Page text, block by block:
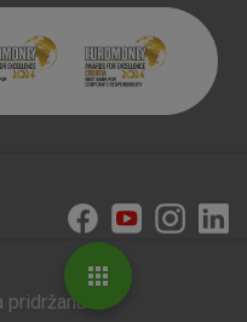
pridržana.